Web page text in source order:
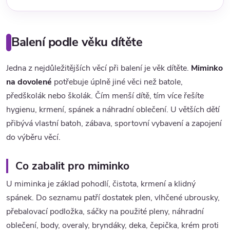
Balení podle věku dítěte
Jedna z nejdůležitějších věcí při balení je věk dítěte. Miminko
na dovolené potřebuje úplně jiné věci než batole,
předškolák nebo školák. Čím menší dítě, tím více řešíte
hygienu, krmení, spánek a náhradní oblečení. U větších dětí
přibývá vlastní batoh, zábava, sportovní vybavení a zapojení
do výběru věcí.
Co zabalit pro miminko
U miminka je základ pohodlí, čistota, krmení a klidný
spánek. Do seznamu patří dostatek plen, vlhčené ubrousky,
přebalovací podložka, sáčky na použité pleny, náhradní
oblečení, body, overaly, bryndáky, deka, čepička, krém proti